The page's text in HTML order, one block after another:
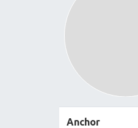
Anchor